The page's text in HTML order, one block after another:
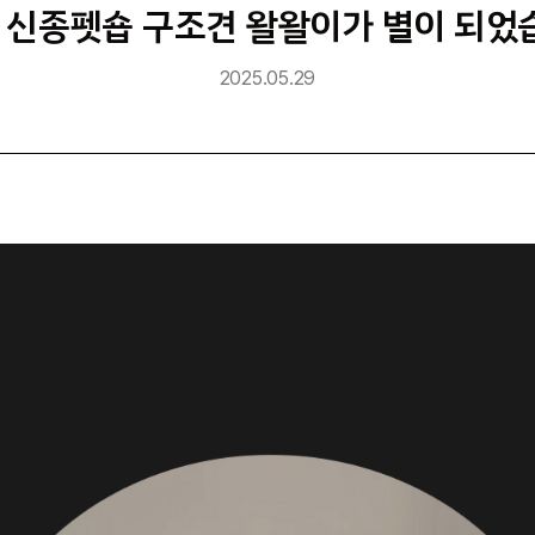
종펫숍 구조견 왈왈이가 별이 되었
2025.05.29